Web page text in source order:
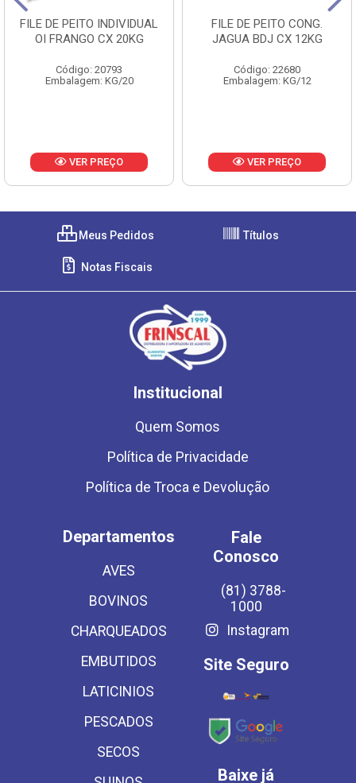
FILE DE PEITO INDIVIDUAL
OI FRANGO CX 20KG
Código: 20793
Embalagem: KG/20
VER PREÇO
FILE DE PEITO CONG.
JAGUA BDJ CX 12KG
Código: 22680
Embalagem: KG/12
VER PREÇO
Meus Pedidos Títulos
Notas Fiscais
Institucional
Quem Somos
Política de Privacidade
Política de Troca e Devolução
Departamentos
AVES
BOVINOS
CHARQUEADOS
EMBUTIDOS
LATICINIOS
PESCADOS
SECOS
Fale
Conosco
(81) 3788-
1000
Instagram
Site Seguro
Baixe já